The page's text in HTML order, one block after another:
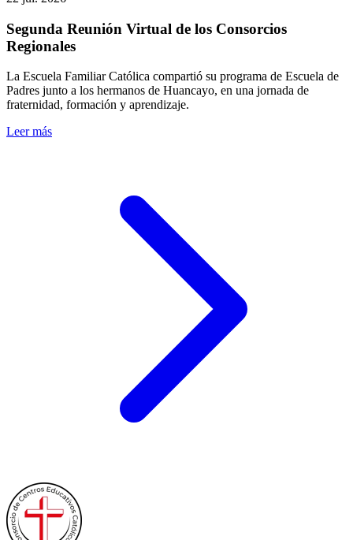
Segunda Reunión Virtual de los Consorcios
Regionales
La Escuela Familiar Católica compartió su programa de Escuela de
Padres junto a los hermanos de Huancayo, en una jornada de
fraternidad, formación y aprendizaje.
Leer más